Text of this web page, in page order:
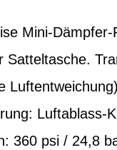
Mini-
Satteltasche.
Luftablass-
360 psi / 24,8